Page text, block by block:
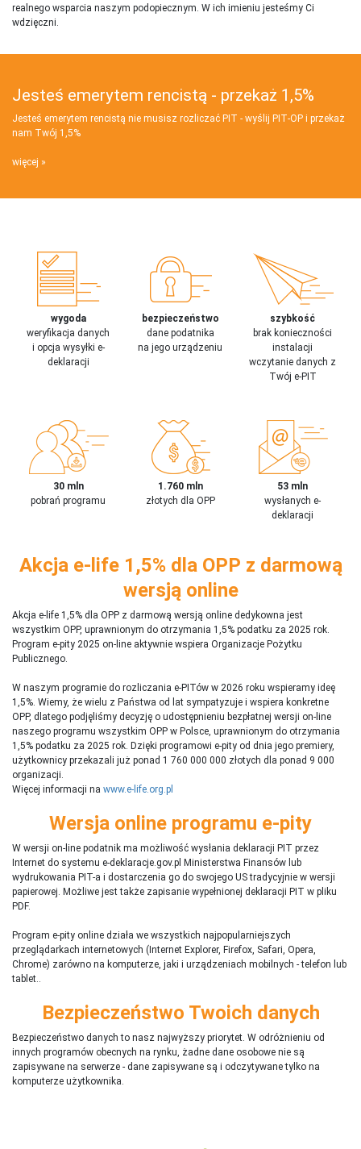
realnego wsparcia naszym podopiecznym. W ich imieniu jesteśmy Ci
wdzięczni.
Jesteś emerytem rencistą - przekaż 1,5%
Jesteś emerytem rencistą nie musisz rozliczać PIT - wyślij PIT‑OP i przekaż
nam Twój 1,5%
więcej
wygoda
weryfikacja danych
i opcja wysyłki e-
deklaracji
bezpieczeństwo
dane podatnika
na jego urządzeniu
szybkość
brak konieczności
instalacji
wczytanie danych z
Twój e-PIT
30 mln
pobrań programu
1.760 mln
złotych dla OPP
53 mln
wysłanych e-
deklaracji
Akcja e-life 1,5% dla OPP z darmową
wersją online
Akcja e-life 1,5% dla OPP z darmową wersją online dedykowna jest
wszystkim OPP, uprawnionym do otrzymania 1,5% podatku za 2025 rok.
Program e-pity 2025 on-line aktywnie wspiera Organizacje Pożytku
Publicznego.
W naszym programie do rozliczania e-PITów w 2026 roku wspieramy ideę
1,5%. Wiemy, że wielu z Państwa od lat sympatyzuje i wspiera konkretne
OPP, dlatego podjęliśmy decyzję o udostępnieniu bezpłatnej wersji on-line
naszego programu wszystkim OPP w Polsce, uprawnionym do otrzymania
1,5% podatku za 2025 rok. Dzięki programowi e-pity od dnia jego premiery,
użytkownicy przekazali już ponad 1 760 000 000 złotych dla ponad 9 000
organizacji.
Więcej informacji na www.e-life.org.pl
Wersja online programu e-pity
W wersji on-line podatnik ma możliwość wysłania deklaracji PIT przez
Internet do systemu e-deklaracje.gov.pl Ministerstwa Finansów lub
wydrukowania PIT-a i dostarczenia go do swojego US tradycyjnie w wersji
papierowej. Możliwe jest także zapisanie wypełnionej deklaracji PIT w pliku
PDF.
Program e-pity online działa we wszystkich najpopularniejszych
przeglądarkach internetowych (Internet Explorer, Firefox, Safari, Opera,
Chrome) zarówno na komputerze, jaki i urządzeniach mobilnych - telefon lub
tablet..
Bezpieczeństwo Twoich danych
Bezpieczeństwo danych to nasz najwyższy priorytet. W odróżnieniu od
innych programów obecnych na rynku, żadne dane osobowe nie są
zapisywane na serwerze - dane zapisywane są i odczytywane tylko na
komputerze użytkownika.